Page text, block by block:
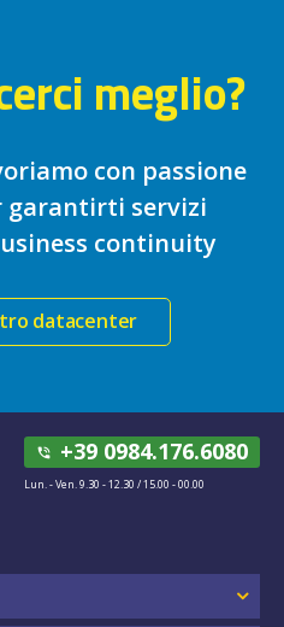
meglio?
con passione
garantirti servizi
continuity
datacenter
phone_in_talk +39 0984.176.6080
Lun. - Ven. 9.30 - 12.30 / 15.00 - 00.00